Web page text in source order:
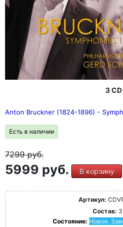
3 CD
Anton Bruckner (1824-1896) -
Есть в наличии
7299руб.
5999 руб. В корзину
Артикул:
Состав:
Состояние: Новое.